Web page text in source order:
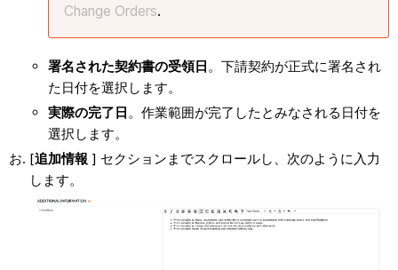
Change Orders.
署名された契約書の受領日。下請契約が正式に署名され
た日付を選択します。
実際の完了日。作業範囲が完了したとみなされる日付を
選択します。
[追加情報 ] セクションまでスクロールし、次のように入力
します。